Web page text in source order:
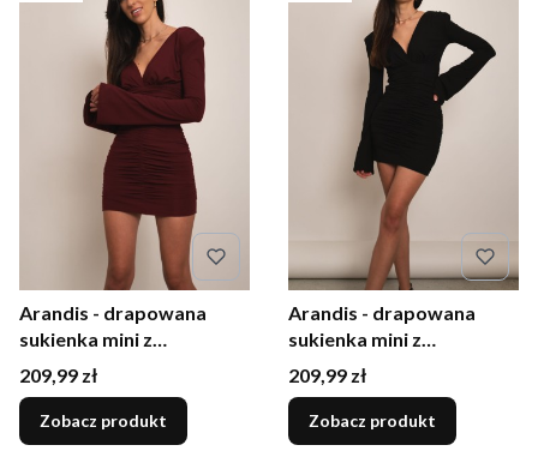
Arandis - drapowana
sukienka mini z
dzwonkowymi rękawami
bordowa
Cena
209,99 zł
Zobacz produkt
Arandis - drapowana
sukienka mini z
dzwonkowymi rękawami
czarna
Cena
209,99 zł
Zobacz produkt